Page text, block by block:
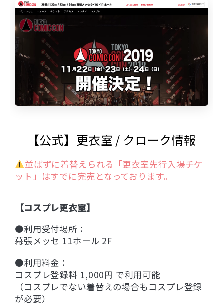
【公式】更衣室 / クローク情報
並ばずに着替えられる「更衣室先行入場チケ
ット」はすでに完売となっております。
【コスプレ更衣室】
●利用受付場所：
幕張メッセ 11ホール 2F
●利用料金：
コスプレ登録料 1,000円 で利用可能
（コスプレでない着替えの場合もコスプレ登録
が必要）